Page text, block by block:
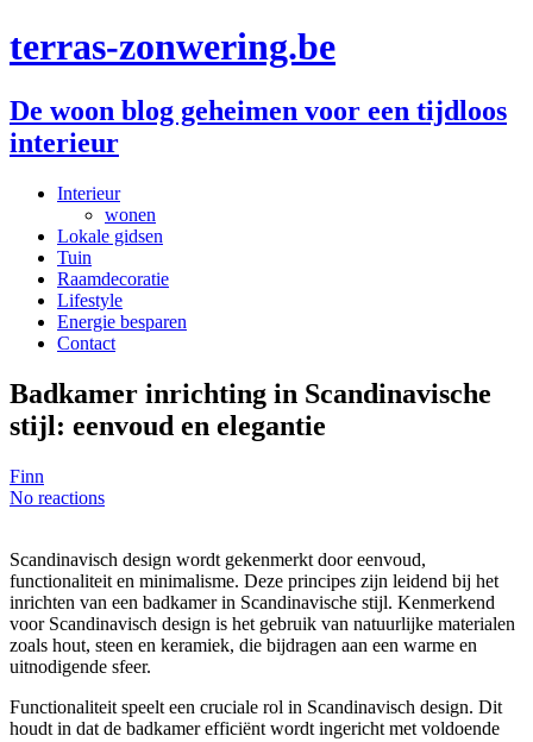
terras-zonwering.be
De woon blog geheimen voor een tijdloos
interieur
Interieur
wonen
Lokale gidsen
Tuin
Raamdecoratie
Lifestyle
Energie besparen
Contact
Badkamer inrichting in Scandinavische
stijl: eenvoud en elegantie
Finn
No reactions
Scandinavisch design wordt gekenmerkt door eenvoud,
functionaliteit en minimalisme. Deze principes zijn leidend bij het
inrichten van een badkamer in Scandinavische stijl. Kenmerkend
voor Scandinavisch design is het gebruik van natuurlijke materialen
zoals hout, steen en keramiek, die bijdragen aan een warme en
uitnodigende sfeer.
Functionaliteit speelt een cruciale rol in Scandinavisch design. Dit
houdt in dat de badkamer efficiënt wordt ingericht met voldoende